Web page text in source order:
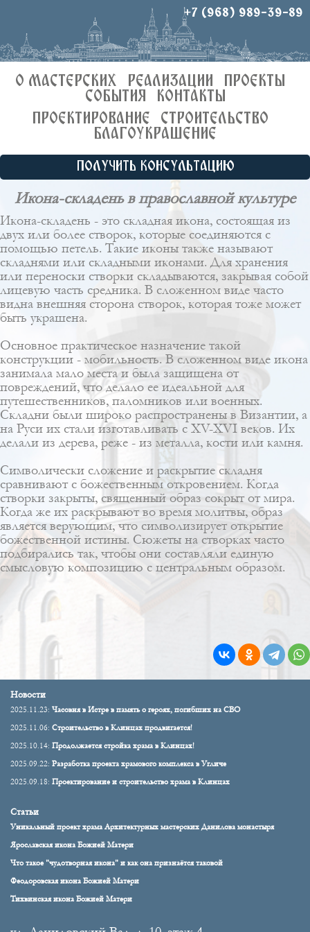
+7 (968) 989-39-89
О МАСТЕРСКИХ РЕАЛИЗАЦИИ
ПРОЕКТЫ
СОБЫТИЯ
КОНТАКТЫ
ПРОЕКТИРОВАНИЕ
СТРОИТЕЛЬСТВО
БЛАГОУКРАШЕНИЕ
ПОЛУЧИТЬ КОНСУЛЬТАЦИЮ
Икона-складень в православной культуре
Икона-складень - это складная икона, состоящая из
двух или более створок, которые соединяются с
помощью петель. Такие иконы также называют
складнями или складными иконами. Для хранения
или переноски створки складываются, закрывая собой
лицевую часть средника. В сложенном виде часто
видна внешняя сторона створок, которая тоже может
быть украшена.
Основное практическое назначение такой
конструкции - мобильность. В сложенном виде икона
занимала мало места и была защищена от
повреждений, что делало ее идеальной для
путешественников, паломников или военных.
Складни были широко распространены в Византии, а
на Руси их стали изготавливать с XV-XVI веков. Их
делали из дерева, реже - из металла, кости или камня.
Символически сложение и раскрытие складня
сравнивают с божественным откровением. Когда
створки закрыты, священный образ сокрыт от мира.
Когда же их раскрывают во время молитвы, образ
является верующим, что символизирует открытие
божественной истины. Сюжеты на створках часто
подбирались так, чтобы они составляли единую
смысловую композицию с центральным образом.
Новости
2025.11.23: Часовня в Истре в память о героях, погибших на СВО
2025.11.06: Строительство в Клинцах продвигается!
2025.10.14: Продолжается стройка храма в Клинцах!
2025.09.22: Разработка проекта храмового комплекса в Угличе
2025.09.18: Проектирование и строительство храма в Клинцах
Статьи
Уникальный проект храма Архитектурных мастерских Данилова монастыря
Ярославская икона Божией Матери
Что такое "чудотворная икона" и как она признаётся таковой
Феодоровская икона Божией Матери
Тихвинская икона Божией Матери